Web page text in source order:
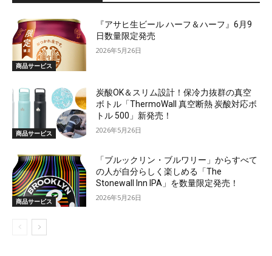
商品サービス
『アサヒ生ビール ハーフ＆ハーフ』6月9
日数量限定発売
2026年5月26日
商品サービス
炭酸OK＆スリム設計！保冷力抜群の真空
ボトル「ThermoWall 真空断熱 炭酸対応ボ
トル 500」新発売！
2026年5月26日
商品サービス
「ブルックリン・ブルワリー」からすべて
の人が自分らしく楽しめる「The
Stonewall Inn IPA」を数量限定発売！
2026年5月26日